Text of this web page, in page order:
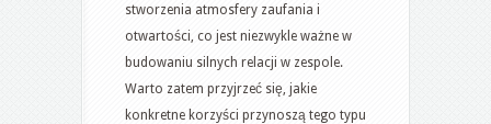
stworzenia atmosfery zaufania i
otwartości, co jest niezwykle ważne w
budowaniu silnych relacji w zespole.
Warto zatem przyjrzeć się, jakie
konkretne korzyści przynoszą tego typu